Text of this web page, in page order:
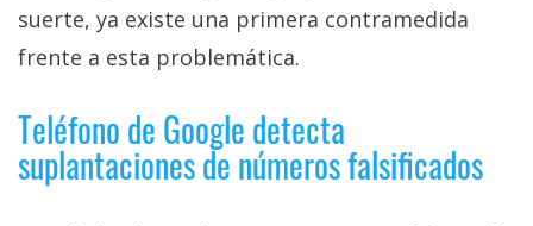
suerte, ya existe una primera contramedida
frente a esta problemática.
Teléfono de Google detecta
suplantaciones de números falsificados